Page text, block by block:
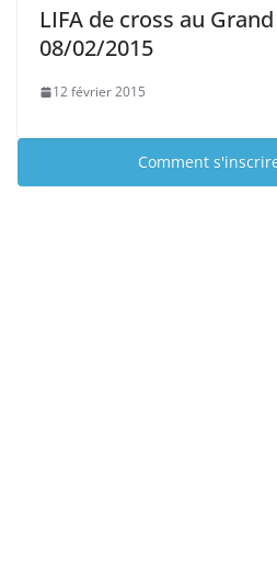
LIFA de cross au
08/02/2015
12 février 2015
Comment